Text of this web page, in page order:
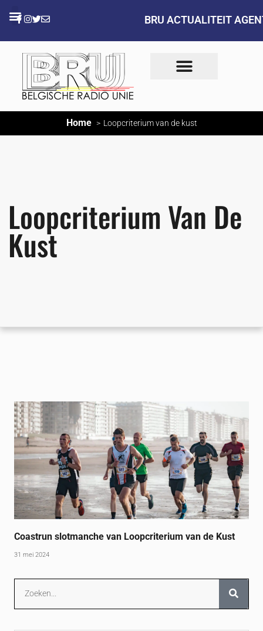
BRU ACTUALITEIT
Home Loopcriterium van de kust
Loopcriterium Van De
Kust
Coastrun slotmanche van Loopcriterium van de Kust
31 mei 2024